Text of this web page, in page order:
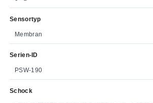
Sensortyp
Membran
Serien-ID
PSW-190
Schock